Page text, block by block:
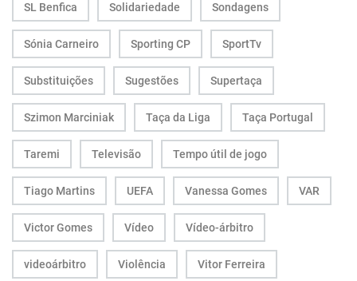
SL Benfica Solidariedade Sondagens
Sónia Carneiro Sporting CP SportTv
Substituições Sugestões Supertaça
Szimon Marciniak Taça da Liga Taça Portugal
Taremi Televisão Tempo útil de jogo
Tiago Martins UEFA Vanessa Gomes VAR
Victor Gomes Vídeo Vídeo-árbitro
videoárbitro Violência Vitor Ferreira